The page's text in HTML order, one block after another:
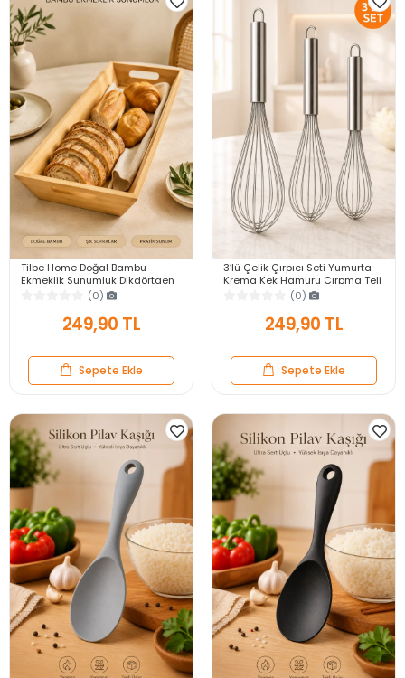
Tilbe Home Doğal Bambu
Ekmeklik Sunumluk Dikdörtgen
Kahvaltı ve Servis Sepeti
(0)
249,90 TL
Sepete Ekle
3’lü Çelik Çırpıcı Seti Yumurta
Krema Kek Hamuru Çırpma Teli
Pratik Sos Karıştırıcı Mutfak Teli
(0)
249,90 TL
Sepete Ekle